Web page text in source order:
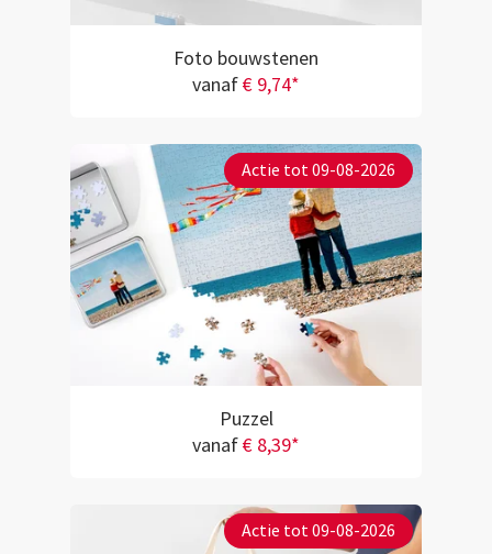
Foto bouwstenen
vanaf€ 9,74*
Actie tot 09-08-2026
Puzzel
vanaf€ 8,39*
Actie tot 09-08-2026